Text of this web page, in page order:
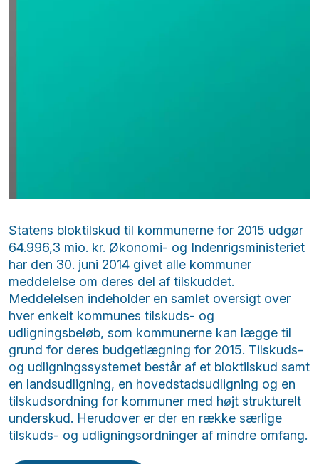
Statens bloktilskud til kommunerne for 2015 udgør
64.996,3 mio. kr. Økonomi- og Indenrigsministeriet
har den 30. juni 2014 givet alle kommuner
meddelelse om deres del af tilskuddet.
Meddelelsen indeholder en samlet oversigt over
hver enkelt kommunes tilskuds- og
udligningsbeløb, som kommunerne kan lægge til
grund for deres budgetlægning for 2015. Tilskuds-
og udligningssystemet består af et bloktilskud samt
en landsudligning, en hovedstadsudligning og en
tilskudsordning for kommuner med højt strukturelt
underskud. Herudover er der en række særlige
tilskuds- og udligningsordninger af mindre omfang.